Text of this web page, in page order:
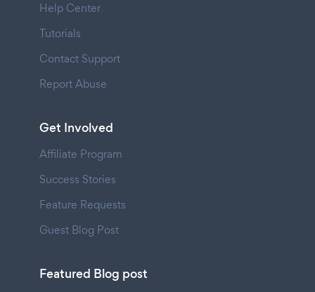
Help Center
Tutorials
Contact Support
Report Abuse
Get Involved
Affiliate Program
Success Stories
Feature Requests
Guest Blog Post
Featured Blog post